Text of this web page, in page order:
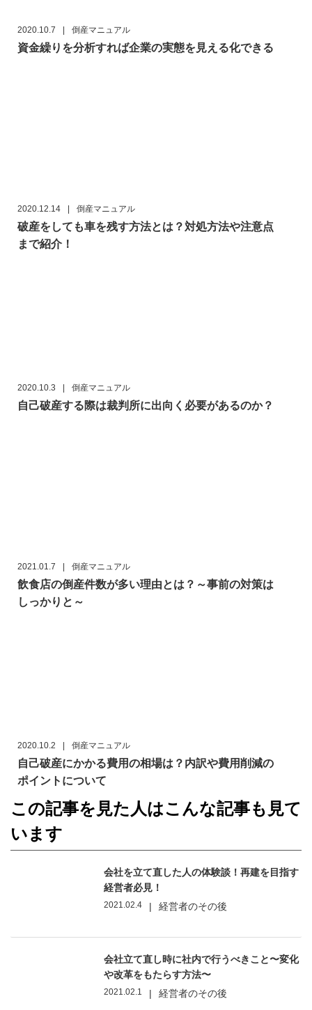
2020.10.7 倒産マニュアル
資金繰りを分析すれば企業の実態を見える化できる
2020.12.14 倒産マニュアル
破産をしても車を残す方法とは？対処方法や注意点
まで紹介！
2020.10.3 倒産マニュアル
自己破産する際は裁判所に出向く必要があるのか？
2021.01.7 倒産マニュアル
飲食店の倒産件数が多い理由とは？～事前の対策は
しっかりと～
2020.10.2 倒産マニュアル
自己破産にかかる費用の相場は？内訳や費用削減の
ポイントについて
この記事を見た人はこんな記事も見て
います
会社を立て直した人の体験談！再建を目指す
経営者必見！
2021.02.4 | 経営者のその後
会社立て直し時に社内で行うべきこと〜変化
や改革をもたらす方法〜
2021.02.1 | 経営者のその後